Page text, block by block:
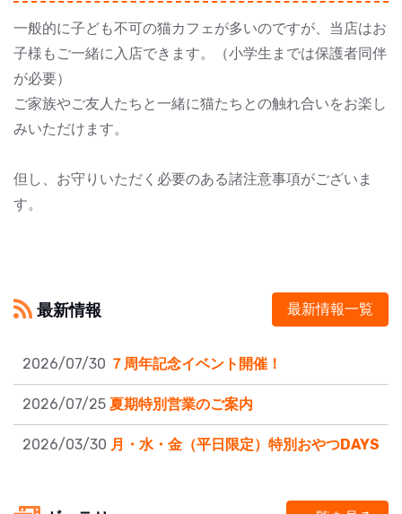
一般的に子ども不可の猫カフェが多いのですが、当店はお
子様もご一緒に入店できます。（小学生までは保護者同伴
が必要）
ご家族やご友人たちと一緒に猫たちとの触れ合いをお楽し
みいただけます。
但し、お守りいただく必要のある諸注意事項がございま
す。
最新情報 最新情報一覧
2026/07/30 ７周年記念イベント開催！
2026/07/25 夏期特別営業のご案内
2026/03/30 月・水・金（平日限定）特別おやつDAYS